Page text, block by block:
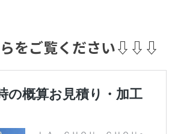
らをご覧ください⇩⇩⇩